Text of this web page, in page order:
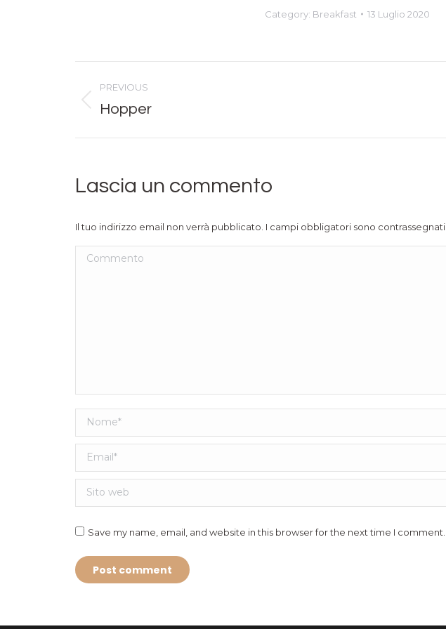
Category: Breakfast 13 Luglio 2020
navigation
PREVIOUS
Previous
Hopper
Lascia un commento
Il tuo indirizzo email non verrà pubblicato. I campi obbligatori sono contrassegnati
Commento
Nome *
Email *
Sito web
Save my name, email, and website in this browser for the next time I comment.
Post comment